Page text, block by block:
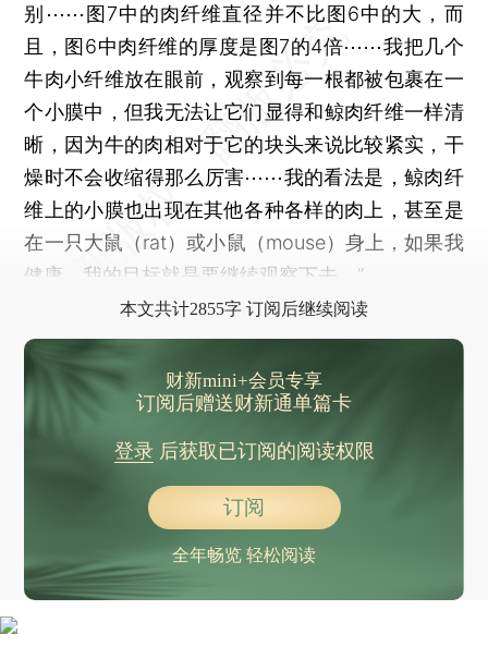
别⋯⋯图7中的肉纤维直径并不比图6中的大，而
且，图6中肉纤维的厚度是图7的4倍⋯⋯我把几个
牛肉小纤维放在眼前，观察到每一根都被包裹在一
个小膜中，但我无法让它们显得和鲸肉纤维一样清
晰，因为牛的肉相对于它的块头来说比较紧实，干
燥时不会收缩得那么厉害⋯⋯我的看法是，鲸肉纤
维上的小膜也出现在其他各种各样的肉上，甚至是
在一只大鼠（rat）或小鼠（mouse）身上，如果我
健康，我的目标就是要继续观察下去。”
本文共计2855字 订阅后继续阅读
财新mini+会员专享
订阅后赠送财新通单篇卡
登录后获取已订阅的阅读权限
订阅
全年畅览 轻松阅读